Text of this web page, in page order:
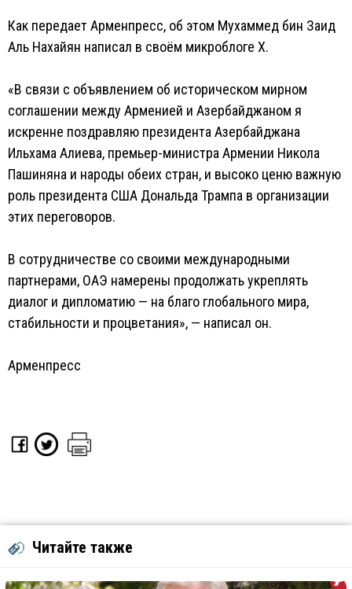
Как передает Арменпресс, об этом Мухаммед бин Заид
Аль Нахайян написал в своём микроблоге X.
«В связи с объявлением об историческом мирном
соглашении между Арменией и Азербайджаном я
искренне поздравляю президента Азербайджана
Ильхама Алиева, премьер-министра Армении Никола
Пашиняна и народы обеих стран, и высоко ценю важную
роль президента США Дональда Трампа в организации
этих переговоров.
В сотрудничестве со своими международными
партнерами, ОАЭ намерены продолжать укреплять
диалог и дипломатию — на благо глобального мира,
стабильности и процветания», — написал он.
Арменпресс
Читайте также